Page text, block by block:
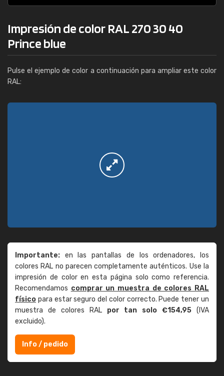
Impresión de color RAL 270 30 40
Prince blue
Pulse el ejemplo de color a continuación para ampliar este color
RAL:
Importante: en las pantallas de los ordenadores, los
colores RAL no parecen completamente auténticos. Use la
impresión de color en esta página solo como referencia.
Recomendamos comprar un muestra de colores RAL
físico para estar seguro del color correcto. Puede tener un
muestra de colores RAL por tan solo €154,95 (IVA
excluido).
Info / pedido